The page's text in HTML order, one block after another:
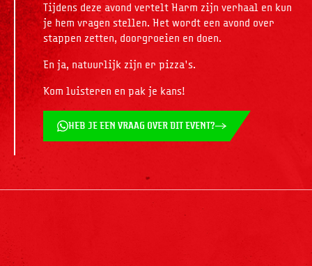
Tijdens deze avond vertelt Harm zijn verhaal en kun
je hem vragen stellen. Het wordt een avond over
stappen zetten, doorgroeien en doen.
En ja, natuurlijk zijn er pizza's.
Kom luisteren en pak je kans!
HEB JE EEN VRAAG OVER DIT EVENT?